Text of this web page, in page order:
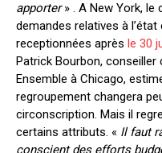
apporter» . A New York, le
demandes relatives à
receptionnées après le 30
Patrick Bourbon, conseiller
Ensemble à Chicago,
regroupement changera
circonscription. Mais il
certains attributs. « Il faut
conscient des efforts